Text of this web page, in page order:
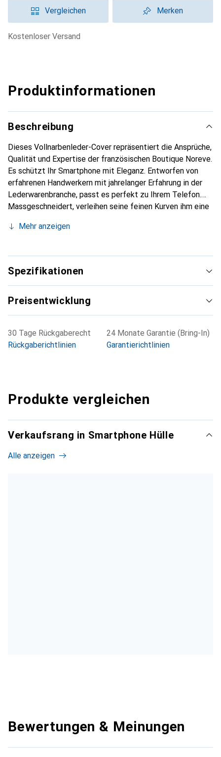
Vergleichen Merken
kostenloser Versand
Produktinformationen
Beschreibung
Dieses Vollnarbenleder-Cover repräsentiert die Ansprüche,
Qualität und Expertise der französischen Boutique Noreve.
Es schützt Ihr Smartphone mit Eleganz. Entworfen von
erfahrenen Handwerkern mit jahrelanger Erfahrung in der
Lederwarenbranche, passt es perfekt zu Ihrem Telefon.
Massgeschneidert, verleihen seine feinen Kurven ihm eine
unverzichtbaren Accessoire für Ihr Smartphone.
die Marke Noreve eine zuverlässige Wahl für eine
anspruchsvolle Kundschaft.
Mehr anzeigen
Spezifikationen
Preisentwicklung
30 Tage Rückgaberecht
Rückgaberichtlinien
24 Monate Garantie (Bring-In)
Garantierichtlinien
Produkte vergleichen
Verkaufsrang in Smartphone Hülle
Alle anzeigen
Bewertungen & Meinungen